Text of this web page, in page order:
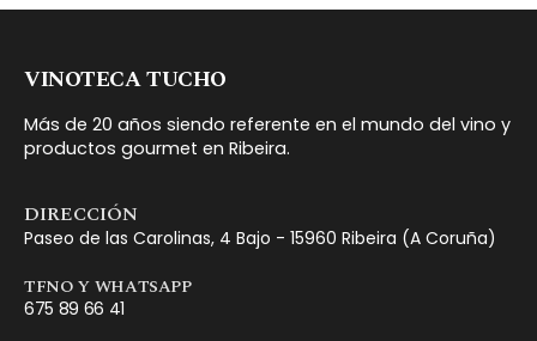
VINOTECA TUCHO
Más de 20 años siendo referente en el mundo del vino y
productos gourmet en Ribeira.
DIRECCIÓN
Paseo de las Carolinas, 4 Bajo - 15960 Ribeira (A Coruña)
TFNO Y WHATSAPP
675 89 66 41